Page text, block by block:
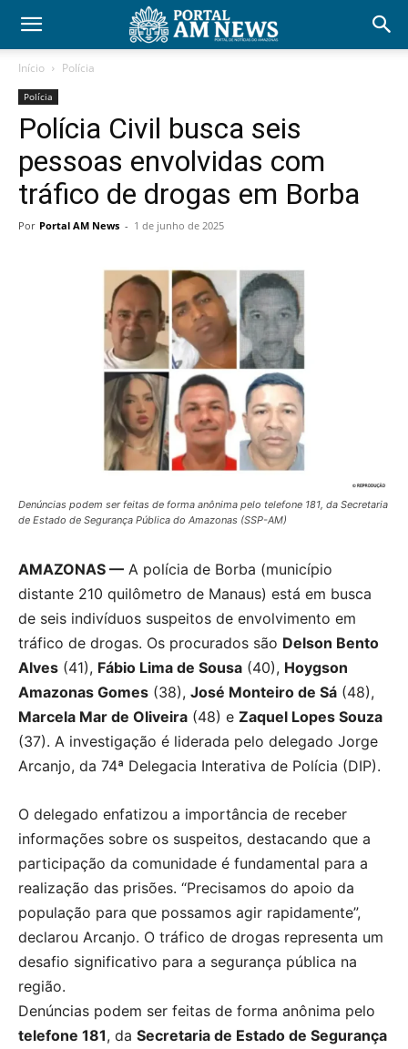
Início Polícia
Polícia
Polícia Civil busca seis
pessoas envolvidas com
tráfico de drogas em Borba
Por Portal AM News - 1 de junho de 2025
Denúncias podem ser feitas de forma anônima pelo telefone 181, da Secretaria
de Estado de Segurança Pública do Amazonas (SSP-AM)
AMAZONAS — A polícia de Borba (município
distante 210 quilômetro de Manaus) está em busca
de seis indivíduos suspeitos de envolvimento em
tráfico de drogas. Os procurados são Delson Bento
Alves (41), Fábio Lima de Sousa (40), Hoygson
Amazonas Gomes (38), José Monteiro de Sá (48),
Marcela Mar de Oliveira (48) e Zaquel Lopes Souza
(37). A investigação é liderada pelo delegado Jorge
Arcanjo, da 74ª Delegacia Interativa de Polícia (DIP).
O delegado enfatizou a importância de receber
informações sobre os suspeitos, destacando que a
participação da comunidade é fundamental para a
realização das prisões. “Precisamos do apoio da
população para que possamos agir rapidamente”,
declarou Arcanjo. O tráfico de drogas representa um
desafio significativo para a segurança pública na
região.
Denúncias podem ser feitas de forma anônima pelo
telefone 181, da Secretaria de Estado de Segurança